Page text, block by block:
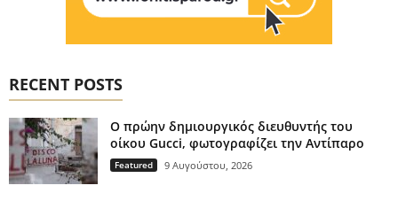
RECENT POSTS
Ο πρώην δημιουργικός διευθυντής του
οίκου Gucci, φωτογραφίζει την Αντίπαρο
Featured 9 Αυγούστου, 2026